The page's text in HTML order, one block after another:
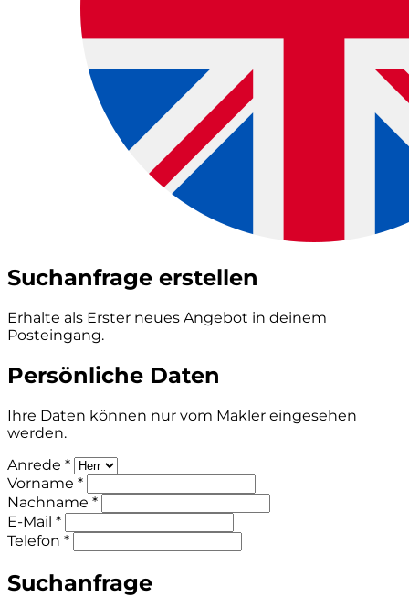
Suchanfrage erstellen
Erhalte als Erster neues Angebot in deinem
Posteingang.
Persönliche Daten
Ihre Daten können nur vom Makler eingesehen
werden.
Anrede *
Vorname *
Nachname *
E-Mail *
Telefon *
Suchanfrage